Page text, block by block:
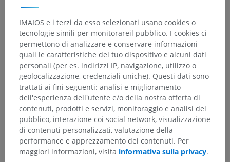
Gerarchia anatomica
Anatomia umana 2
Corpo umano > Apparati viscerali>
Apparato digerente> Canale alimentare>
IMAIOS e i terzi da esso selezionati usano cookies o
tecnologie simili per monitorareil pubblico. I cookies ci
permettono di analizzare e conservare informazioni
quali le caratteristiche del tuo dispositivo e alcuni dati
personali (per es. indirizzi IP, navigazione, utilizzo o
geolocalizzazione, credenziali uniche). Questi dati sono
trattati ai fini seguenti: analisi e miglioramento
dell'esperienza dell'utente e/o della nostra offerta di
contenuti, prodotti e servizi, monitoraggio e analisi del
pubblico, interazione coi social network, visualizzazione
di contenuti personalizzati, valutazione della
performance e apprezzamento dei contenuti. Per
maggiori informazioni, visita informativa sulla privacy.